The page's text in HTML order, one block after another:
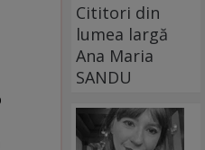
Cititori din
lumea largă
Ana Maria
SANDU